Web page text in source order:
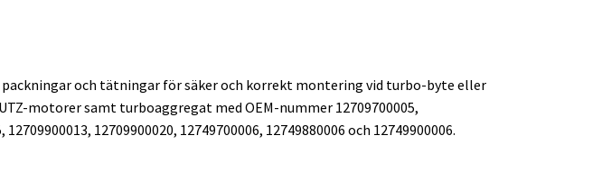
och tätningar för säker och korrekt montering vid turbo-byte eller
motorer samt turboaggregat med OEM-nummer 12709700005,
12709900020, 12749700006, 12749880006 och 12749900006.